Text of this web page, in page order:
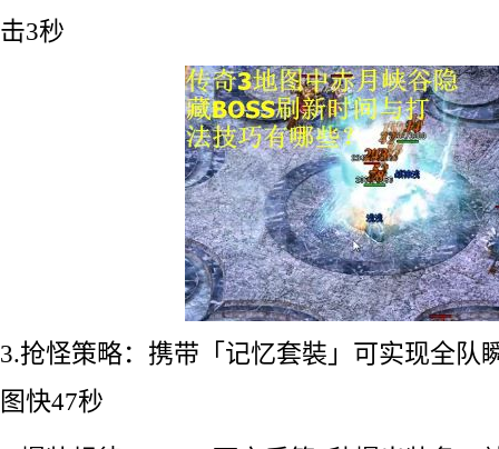
击3秒
3.抢怪策略：携带「记忆套裝」可实现全队
图快47秒